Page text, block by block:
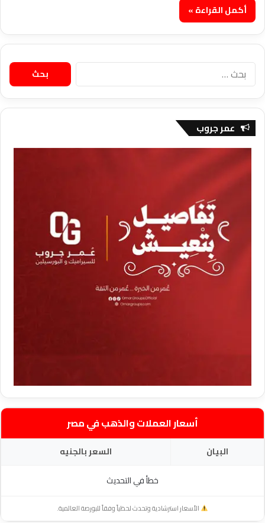
أكمل القراءة »
البحث
عن:
عمر جروب
أسعار العملات والذهب في مصر
البيان
السعر بالجنيه
خطأ في التحديث
الأسعار استرشادية وتحدث لحظياً وفقاً للبورصة العالمية.